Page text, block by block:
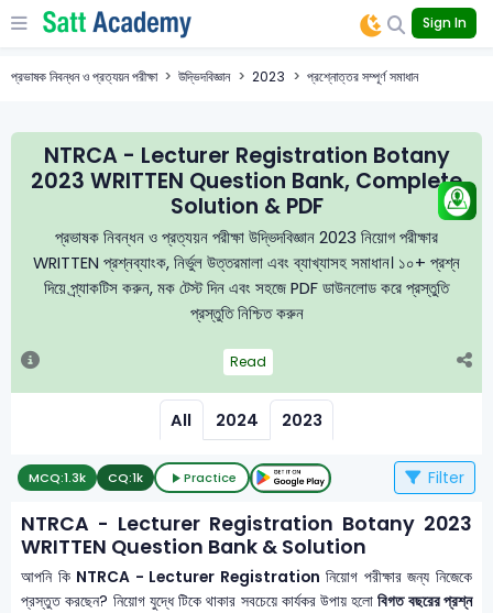
Sign In
প্রভাষক নিবন্ধন ও প্রত্যয়ন পরীক্ষা উদ্ভিদবিজ্ঞান 2023 প্রশ্নোত্তর সম্পূর্ণ সমাধান
NTRCA - Lecturer Registration Botany
2023 WRITTEN Question Bank, Complete
Solution & PDF
প্রভাষক নিবন্ধন ও প্রত্যয়ন পরীক্ষা উদ্ভিদবিজ্ঞান 2023 নিয়োগ পরীক্ষার
WRITTEN প্রশ্নব্যাংক, নির্ভুল উত্তরমালা এবং ব্যাখ্যাসহ সমাধান। ১০+ প্রশ্ন
দিয়ে প্র্যাকটিস করুন, মক টেস্ট দিন এবং সহজে PDF ডাউনলোড করে প্রস্তুতি
প্রস্তুতি নিশ্চিত করুন
Read
All 2024 2023
MCQ:1.3k CQ:1k Practice Filter
NTRCA - Lecturer Registration Botany 2023
WRITTEN Question Bank & Solution
আপনি কি NTRCA - Lecturer Registration নিয়োগ পরীক্ষার জন্য নিজেকে
প্রস্তুত করছেন? নিয়োগ যুদ্ধে টিকে থাকার সবচেয়ে কার্যকর উপায় হলোবিগত বছরের প্রশ্ন